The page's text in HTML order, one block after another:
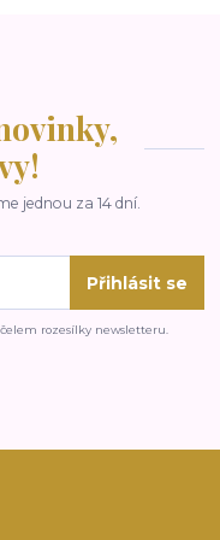
jednou za 14 dní.
Přihlásit se
rozesílky newsletteru.